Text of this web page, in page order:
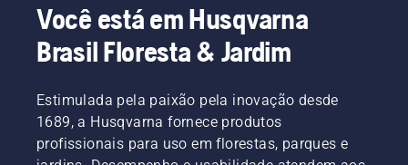
Você está em Husqvarna
Brasil Floresta & Jardim
Estimulada pela paixão pela inovação desde
1689, a Husqvarna fornece produtos
profissionais para uso em florestas, parques e